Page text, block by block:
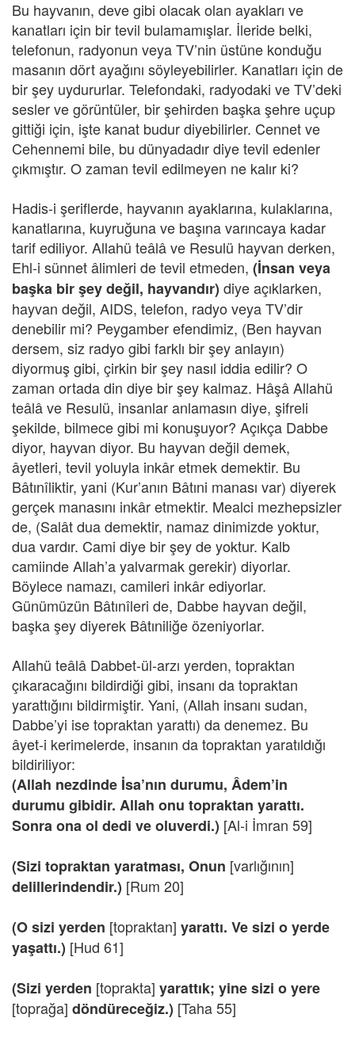
Bu hayvanın, deve gibi olacak olan ayakları ve
kanatları için bir tevil bulamamışlar. İleride belki,
telefonun, radyonun veya TV’nin üstüne konduğu
masanın dört ayağını söyleyebilirler. Kanatları için de
bir şey uydururlar. Telefondaki, radyodaki ve TV’deki
sesler ve görüntüler, bir şehirden başka şehre uçup
gittiği için, işte kanat budur diyebilirler. Cennet ve
Cehennemi bile, bu dünyadadır diye tevil edenler
çıkmıştır. O zaman tevil edilmeyen ne kalır ki?
Hadis-i şeriflerde, hayvanın ayaklarına, kulaklarına,
kanatlarına, kuyruğuna ve başına varıncaya kadar
tarif ediliyor. Allahü teâlâ ve Resulü hayvan derken,
Ehl-i sünnet âlimleri de tevil etmeden, (İnsan veya
başka bir şey değil, hayvandır) diye açıklarken,
hayvan değil, AIDS, telefon, radyo veya TV’dir
denebilir mi? Peygamber efendimiz, (Ben hayvan
dersem, siz radyo gibi farklı bir şey anlayın)
diyormuş gibi, çirkin bir şey nasıl iddia edilir? O
zaman ortada din diye bir şey kalmaz. Hâşâ Allahü
teâlâ ve Resulü, insanlar anlamasın diye, şifreli
şekilde, bilmece gibi mi konuşuyor? Açıkça Dabbe
diyor, hayvan diyor. Bu hayvan değil demek,
âyetleri, tevil yoluyla inkâr etmek demektir. Bu
Bâtınîliktir, yani (Kur’anın Bâtıni manası var) diyerek
gerçek manasını inkâr etmektir. Mealci mezhepsizler
de, (Salât dua demektir, namaz dinimizde yoktur,
dua vardır. Cami diye bir şey de yoktur. Kalb
camiinde Allah’a yalvarmak gerekir) diyorlar.
Böylece namazı, camileri inkâr ediyorlar.
Günümüzün Bâtınîleri de, Dabbe hayvan değil,
başka şey diyerek Bâtıniliğe özeniyorlar.
Allahü teâlâ Dabbet-ül-arzı yerden, topraktan
çıkaracağını bildirdiği gibi, insanı da topraktan
yarattığını bildirmiştir. Yani, (Allah insanı sudan,
Dabbe’yi ise topraktan yarattı) da denemez. Bu
âyet-i kerimelerde, insanın da topraktan yaratıldığı
bildiriliyor:
(Allah nezdinde İsa’nın durumu, Âdem’in
durumu gibidir. Allah onu topraktan yarattı.
Sonra ona ol dedi ve oluverdi.) [Al-i İmran 59]
(Sizi topraktan yaratması, Onun [varlığının]
delillerindendir.) [Rum 20]
(Osizi yerden [topraktan] yarattı. Ve sizi o yerde
yaşattı.) [Hud 61]
(Sizi yerden [toprakta] yarattık; yine sizi o yere
[toprağa] döndüreceğiz.) [Taha 55]